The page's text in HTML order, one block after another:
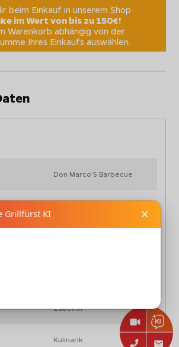
beim Einkauf in unserem Shop
im Wert von bis zu 150€!
Warenkorb abhängig von der
Ihres Einkaufs auswählen.
Don Marco'S Barbecue
Zubehör
Kulinarik